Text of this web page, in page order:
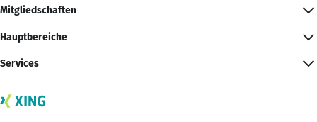
Mitgliedschaften
Hauptbereiche
Services